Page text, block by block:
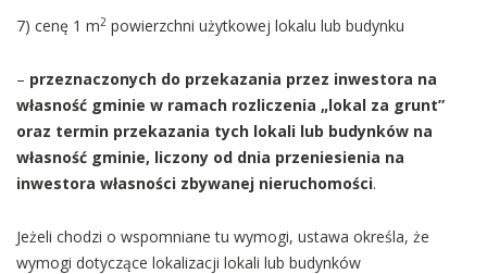
7) cenę 1 m2 powierzchni użytkowej lokalu lub budynku
– przeznaczonych do przekazania przez inwestora na
własność gminie w ramach rozliczenia „lokal za grunt”
oraz termin przekazania tych lokali lub budynków na
własność gminie, liczony od dnia przeniesienia na
inwestora własności zbywanej nieruchomości.
Jeżeli chodzi o wspomniane tu wymogi, ustawa określa, że
wymogi dotyczące lokalizacji lokali lub budynków